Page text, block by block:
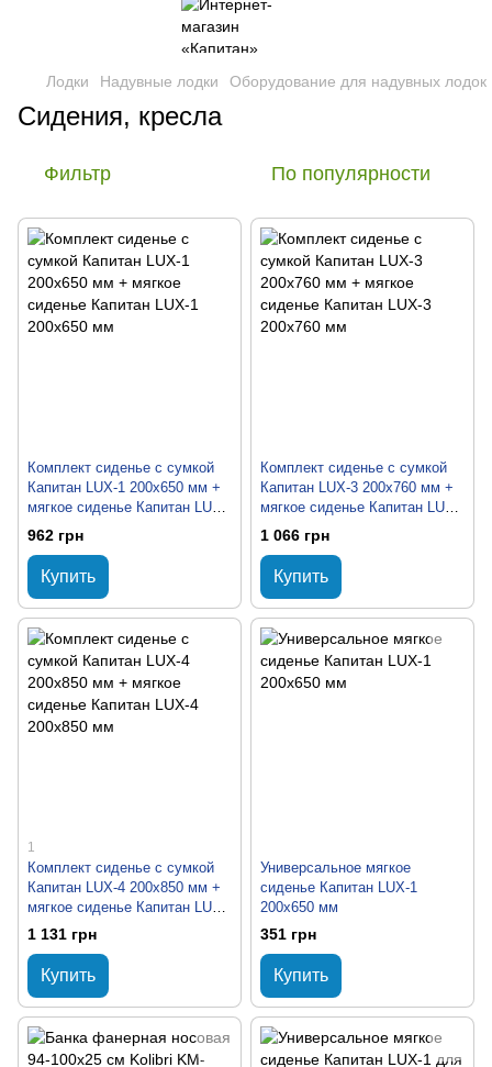
Лодки Надувные лодки Оборудование для надувных лодок
Сидения, кресла
Фильтр По популярности
Комплект сиденье с сумкой
Капитан LUX-1 200х650 мм +
мягкое сиденье Капитан LUX-
1 200х650 мм
962 грн
Купить
Комплект сиденье с сумкой
Капитан LUX-3 200х760 мм +
мягкое сиденье Капитан LUX-
3 200х760 мм
1 066 грн
Купить
1
Комплект сиденье с сумкой
Капитан LUX-4 200х850 мм +
мягкое сиденье Капитан LUX-
4 200х850 мм
1 131 грн
Купить
Универсальное мягкое
сиденье Капитан LUX-1
200х650 мм
351 грн
Купить